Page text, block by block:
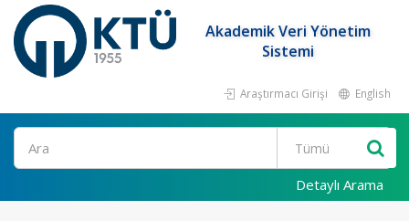
Akademik Veri Yönetim
Sistemi
Araştırmacı Girişi English
Ara
Detaylı Arama